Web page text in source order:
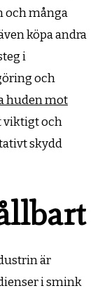
och många
köpa andra
i
och
huden mot
viktigt och
skydd
är
i smink